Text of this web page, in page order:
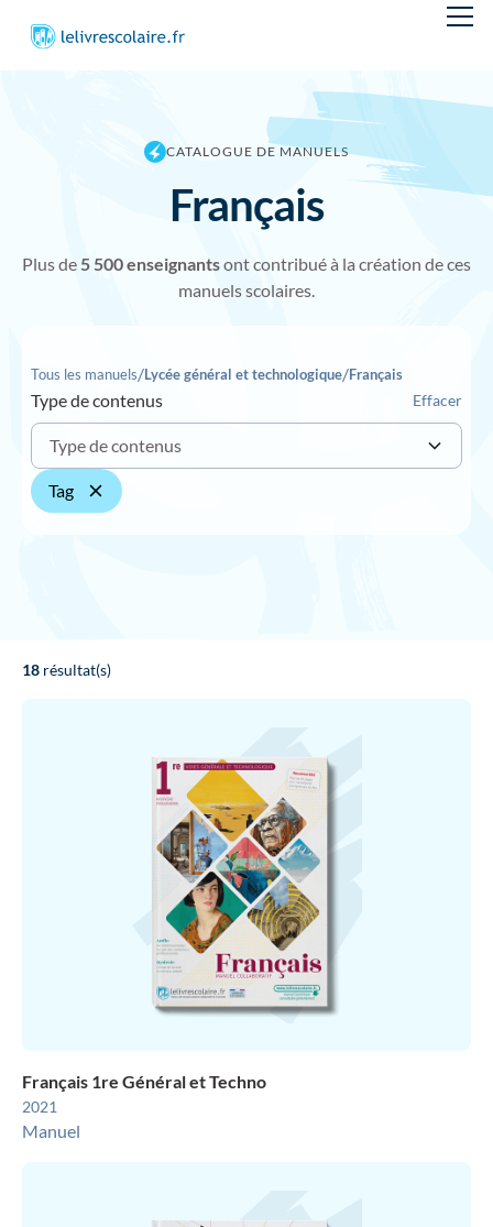
CATALOGUE DE MANUELS
Français
Plus de5 500 enseignantsont contribué à la création de ces
manuels scolaires.
Tous les manuels/Lycée général et technologique/Français
Type de contenus Effacer
Type de contenus
Tag
18 résultat(s)
Français 1re Général et Techno
2021
Manuel